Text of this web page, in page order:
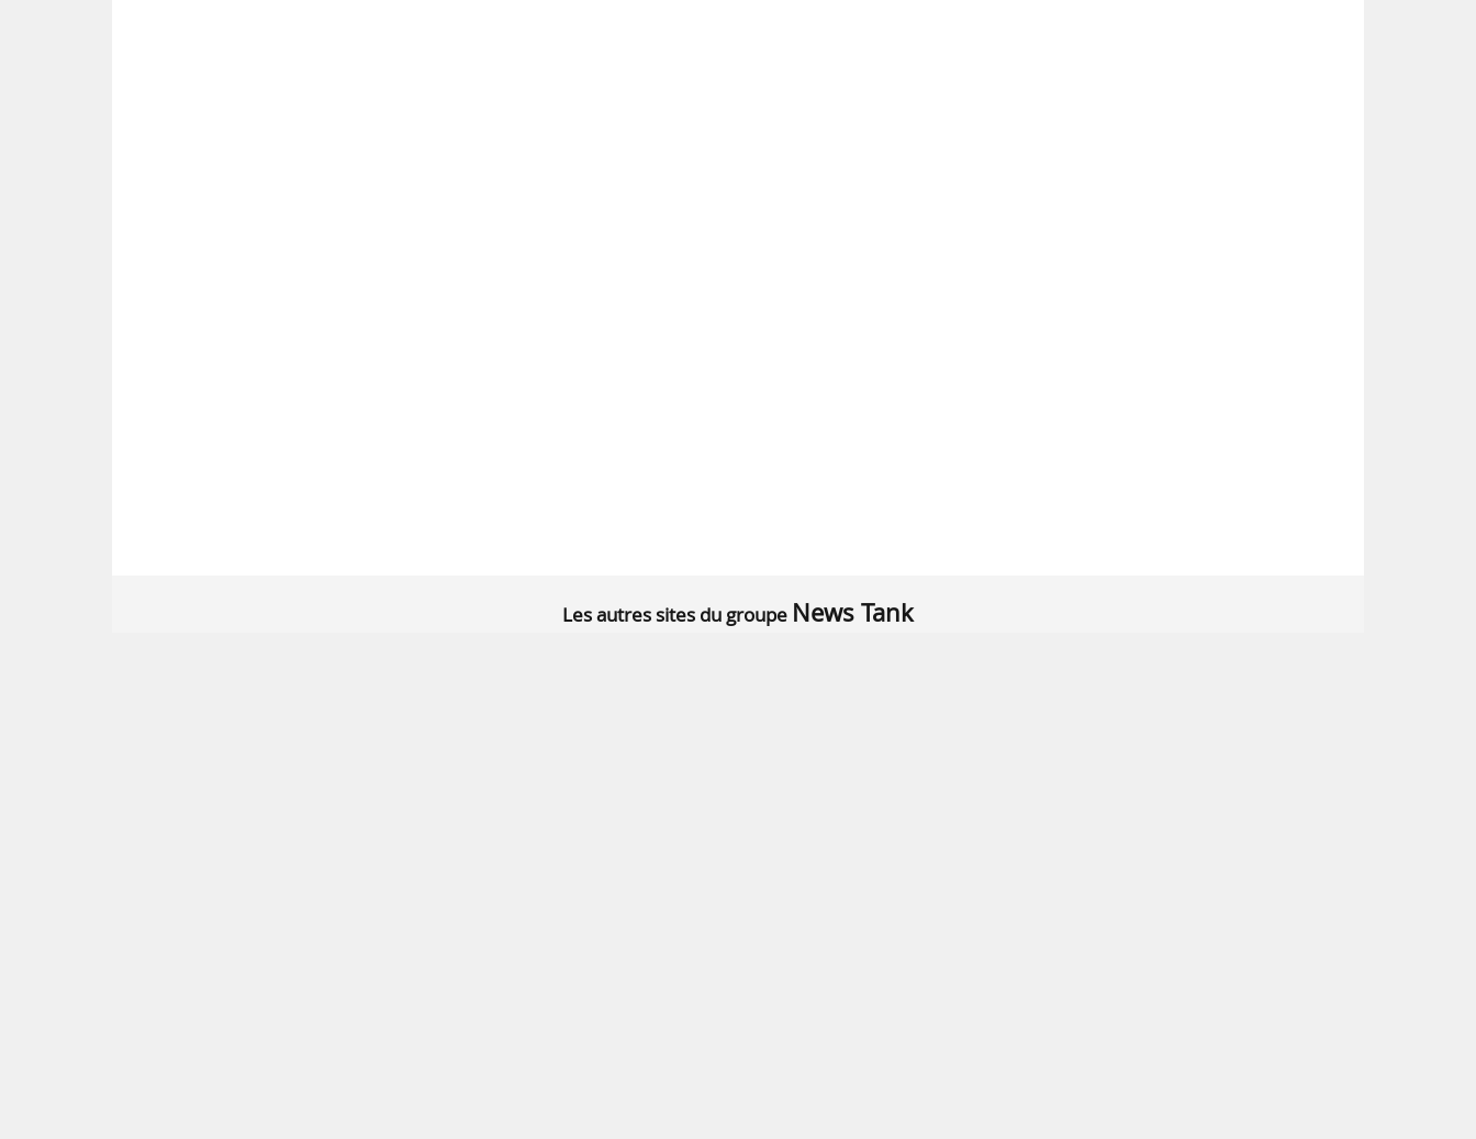
Les autres sites du groupe News Tank